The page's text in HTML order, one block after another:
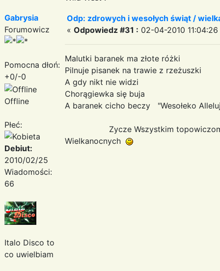
Gabrysia
Forumowicz
Pomocna dłoń:
+0/-0
Offline
Płeć:
Debiut:
2010/02/25
Wiadomości:
66
Italo Disco to
co uwielbiam
Odp: zdrowych i wesołych świąt /
« Odpowiedz #31 : 02-04-2010 11:04:26
Malutki baranek ma złote różki
Pilnuje pisanek na trawie z rzeżuszki
A gdy nikt nie widzi
Chorągiewka się buja
A baranek cicho beczy "Wesołeko
Zycze Wszystkim topowiczom
Wielkanocnych